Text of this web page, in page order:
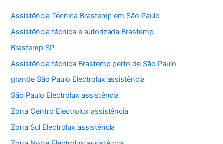
Assistência Técnica Brastemp em São Paulo
Assistência técnica e autorizada Brastemp
Brastemp SP
Assistência técnica Brastemp perto de São Paulo
grande São Paulo Electrolux assistência
São Paulo Electrolux assistência
Zona Centro Electrolux assistência
Zona Sul Electrolux assistência